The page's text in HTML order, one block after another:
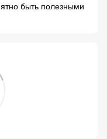
быть полезными